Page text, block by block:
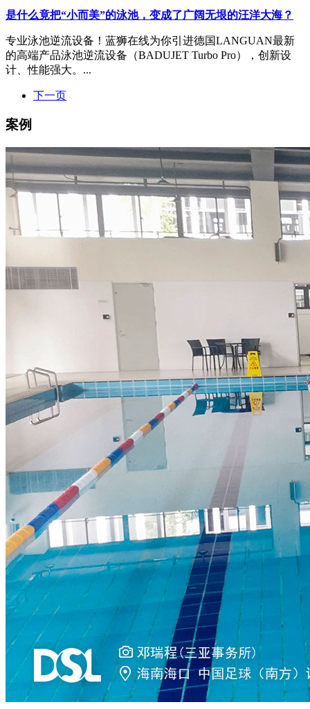
是什么竟把“小而美”的泳池，变成了广阔无垠的汪洋大海？
专业泳池逆流设备！蓝狮在线为你引进德国LANGUAN最新
的高端产品泳池逆流设备（BADUJET Turbo Pro），创新设
计、性能强大。...
下一页
案例